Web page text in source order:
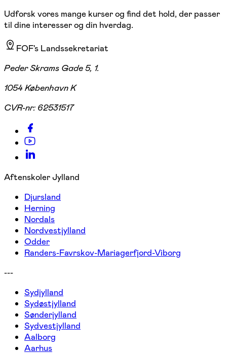
Udforsk vores mange kurser og find det hold, der passer
til dine interesser og din hverdag.
FOF's Landssekretariat
Peder Skrams Gade 5, 1.
1054 København K
CVR-nr: 62531517
Aftenskoler Jylland
Djursland
Herning
Nordals
Nordvestjylland
Odder
Randers-Favrskov-Mariagerfjord-Viborg
---
Sydjylland
Sydøstjylland
Sønderjylland
Sydvestjylland
Aalborg
Aarhus